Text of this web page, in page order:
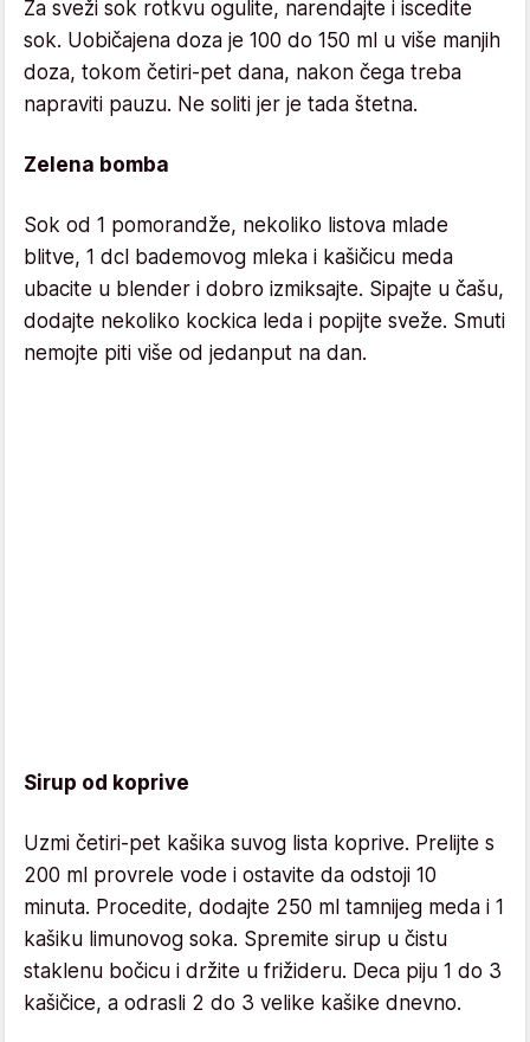
Za sveži sok rotkvu ogulite, narendajte i iscedite
sok. Uobičajena doza je 100 do 150 ml u više manjih
doza, tokom četiri-pet dana, nakon čega treba
napraviti pauzu. Ne soliti jer je tada štetna.
Zelena bomba
Sok od 1 pomorandže, nekoliko listova mlade
blitve, 1 dcl bademovog mleka i kašičicu meda
ubacite u blender i dobro izmiksajte. Sipajte u čašu,
dodajte nekoliko kockica leda i popijte sveže. Smuti
nemojte piti više od jedanput na dan.
Sirup od koprive
Uzmi četiri-pet kašika suvog lista koprive. Prelijte s
200 ml provrele vode i ostavite da odstoji 10
minuta. Procedite, dodajte 250 ml tamnijeg meda i 1
kašiku limunovog soka. Spremite sirup u čistu
staklenu bočicu i držite u frižideru. Deca piju 1 do 3
kašičice, a odrasli 2 do 3 velike kašike dnevno.